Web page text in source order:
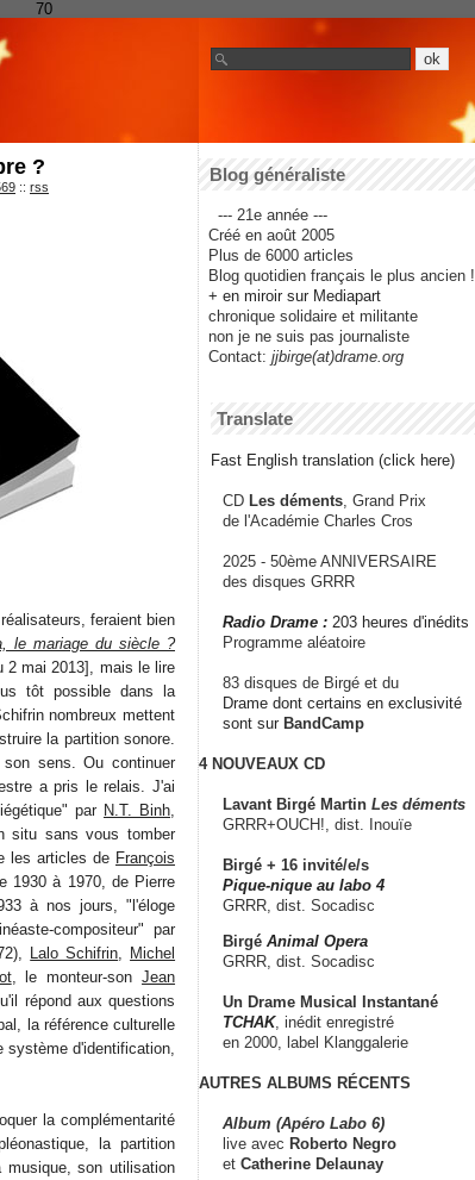
70
?
:: rss
feraient bien
le mariage du siècle ?
2 mai 2013], mais le lire
tôt possible dans la
nombreux mettent
la partition sonore.
son sens. Ou continuer
a pris le relais. J'ai
par N.T. Binh
situ sans vous tomber
les articles de François
1930 à 1970, de Pierre
à nos jours, "l'éloge
compositeur" par
Lalo Schifrin
Michel
, le monteur-sonJean
répond aux questions
la référence culturelle
d'identification,
la complémentarité
la partition
son utilisation
Blog généraliste
--- 21e année ---
Créé en août 2005
Plus de 6000 articles
Blog quotidien français le plus ancien !
+ en miroir sur Mediapart
chronique solidaire et militante
non je ne suis pas journaliste
Contact: jjbirge(at)drame.org
Translate
Fast English translation (click here)
CD Les déments , Grand Prix
de l'Académie Charles Cros
2025 - 50ème ANNIVERSAIRE
des disques GRRR
Radio Drame : 203 heures d'inédits
Programme aléatoire
83 disques de Birgé et du
Drame dont certains en exclusivité
sont sur BandCamp
4 NOUVEAUX CD
Lavant Birgé Martin Les déments
GRRR+OUCH!, dist. Inouïe
Birgé + 16 invité/e/s
Pique-nique au labo 4
GRRR, dist. Socadisc
Birgé Animal Opera
GRRR, dist. Socadisc
Un Drame Musical Instantané
TCHAK, inédit enregistré
en 2000, label Klanggalerie
AUTRES ALBUMS RÉCENTS
Album (Apéro Labo 6)
live avec Roberto Negro
et Catherine Delaunay